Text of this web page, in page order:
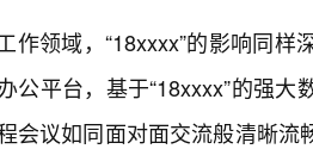
作领域，“18xxxx”的影响同
公平台，基于“18xxxx”的强
会议如同面对面交流般清晰